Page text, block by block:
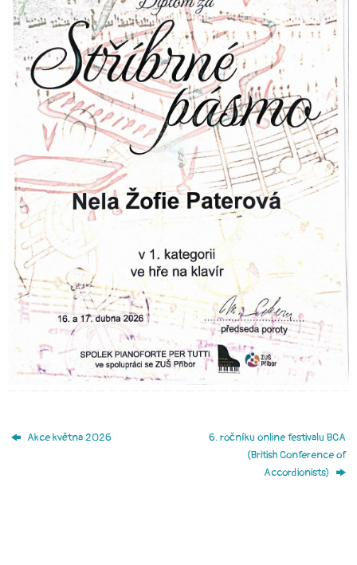
Akce května 2026
6. ročníku online festivalu BCA
(British Conference of
Accordionists)